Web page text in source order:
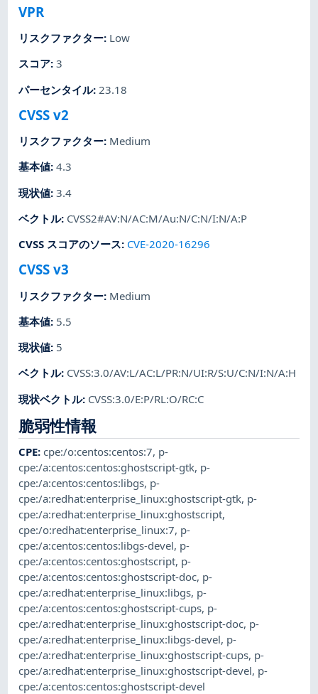
VPR
リスクファクター: Low
スコア:3
パーセンタイル: 23.18
CVSS v2
リスクファクター: Medium
基本値:4.3
現状値:3.4
ベクトル: CVSS2#AV:N/AC:M/Au:N/C:N/I:N/A:P
CVSS スコアのソース: CVE-2020-16296
CVSS v3
リスクファクター: Medium
基本値: 5.5
現状値: 5
ベクトル: CVSS:3.0/AV:L/AC:L/PR:N/UI:R/S:U/C:N/I:N/A:H
現状ベクトル: CVSS:3.0/E:P/RL:O/RC:C
脆弱性情報
CPE:cpe:/o:centos:centos:7, p-
cpe:/a:centos:centos:ghostscript-gtk, p-
cpe:/a:centos:centos:libgs, p-
cpe:/a:redhat:enterprise_linux:ghostscript-gtk, p-
cpe:/a:redhat:enterprise_linux:ghostscript,
cpe:/o:redhat:enterprise_linux:7, p-
cpe:/a:centos:centos:libgs-devel, p-
cpe:/a:centos:centos:ghostscript, p-
cpe:/a:centos:centos:ghostscript-doc, p-
cpe:/a:redhat:enterprise_linux:libgs, p-
cpe:/a:centos:centos:ghostscript-cups, p-
cpe:/a:redhat:enterprise_linux:ghostscript-doc, p-
cpe:/a:redhat:enterprise_linux:libgs-devel, p-
cpe:/a:redhat:enterprise_linux:ghostscript-cups, p-
cpe:/a:redhat:enterprise_linux:ghostscript-devel, p-
cpe:/a:centos:centos:ghostscript-devel